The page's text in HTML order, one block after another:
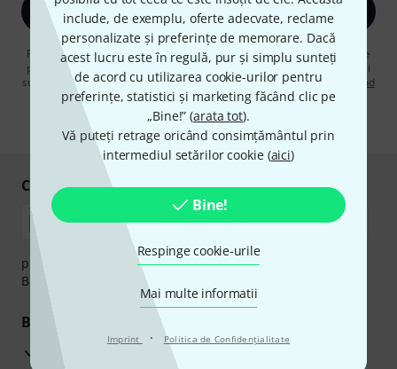
include, de exemplu, oferte adecvate, reclame
personalizate și preferințe de memorare. Dacă
acest lucru este în regulă, pur și simplu sunteți
de acord cu utilizarea cookie-urilor pentru
preferințe, statistici și marketing făcând clic pe
„Bine!” (arata tot).
Vă puteți retrage oricând consimțământul prin
intermediul setărilor cookie (aici)
Bine!
Respinge cookie-urile
Mai multe informatii
Imprint · Politica de Confidenţialitate
Înscrie-te acum
Făcând clic pe „Înscrie-te acum”, sunteți de acord să primiți publicitate
prin e-mail. Vă puteți dezabona în orice moment. Puteți găsi informații
suplimentare despre buletinul informativ înregulamentul nostru privind
protecția datelor.
* Necesar
Cumpărați și plătiți în siguranță
plata se poate efectua în siguranță cu Ramburs, Transfer
Bancar sau Card de credit.
Beneficiile tale
3 Ani Garanție Thomann